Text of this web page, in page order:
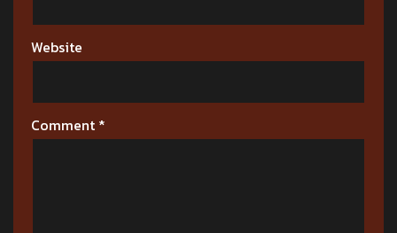
Website
Comment *